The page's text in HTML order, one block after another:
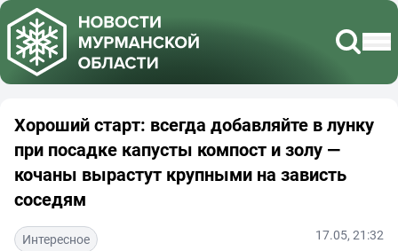
Хороший старт: всегда добавляйте в лунку
при посадке капусты компост и золу —
кочаны вырастут крупными на зависть
соседям
Интересное 17.05, 21:32